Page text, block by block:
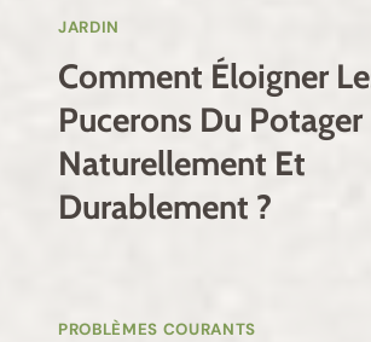
JARDIN
Comment Éloigner
Pucerons Du Potager
Naturellement Et
Durablement ?
PROBLÈMES COURANTS